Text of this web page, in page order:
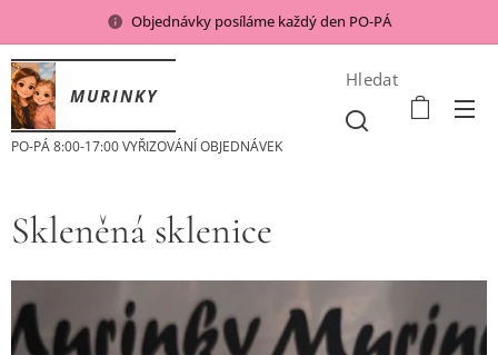
Objednávky posíláme každý den PO-PÁ
MURINKY
PO-PÁ 8:00-17:00 VYŘIZOVÁNÍ OBJEDNÁVEK
Hledat
Skleněná sklenice